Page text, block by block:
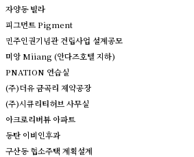
자양동 빌라
피그먼트 Pigment
민주인권기념관 건립사업 설계공모
미앙 Miiang (안다즈호텔 지하)
PNATION 연습실
(주)더유 금곡리 제약공장
(주)시큐리티허브 사무실
아크로리버뷰 아파트
동탄 이비인후과
구산동 협소주택 계획설계